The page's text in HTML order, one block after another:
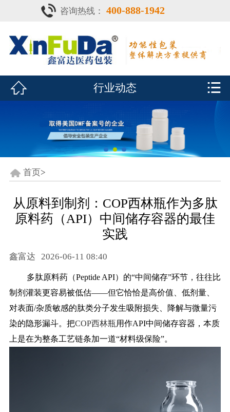
 首页
产品中心
鑫富达资质
行业动态
联系我们
CDE查询
咨询热线： 400-888-1942
 行业动态 
首页>
从原料到制剂：COP西林瓶作为多肽
原料药（API）中间储存容器的最佳
实践
鑫富达 2026-06-11 08:40
多肽原料药（Peptide API）的“中间储存”环节，往往比
制剂灌装更容易被低估——但它恰恰是高价值、低剂量、
对表面/杂质敏感的肽类分子发生吸附损失、降解与微量污
染的隐形漏斗。把COP西林瓶用作API中间储存容器，本质
上是在为整条工艺链条加一道“材料级保险”。